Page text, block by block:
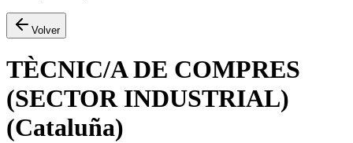
Volver
TÈCNIC/A DE COMPRES
(SECTOR INDUSTRIAL)
(Cataluña)